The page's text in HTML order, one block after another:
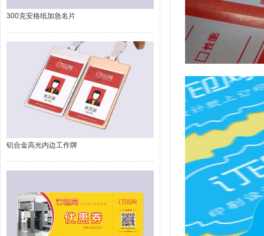
300克安格纸加急名片
铝合金高光内边工作牌